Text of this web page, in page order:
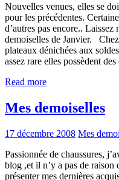
Nouvelles venues, elles se
pour les précédentes.
d’autres pas encore..
demoiselles de Janvier.
plateaux dénichées aux
assez rare elles possèdent
Read more
Mes demoiselles
17 décembre 2008 Mes
Passionnée de chaussures,
blog ,et il n’y a pas de raison
présenter mes dernières